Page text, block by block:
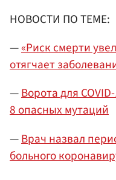
НОВОСТИ ПО ТЕМЕ:
—«Риск смерти
отягчает
—Ворота для
8 опасных мутаций
—Врач назвал
больного